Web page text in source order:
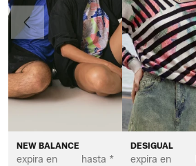
NEW BALANCE
expira en hasta *
DESIGUAL
expira en
Anteriormente